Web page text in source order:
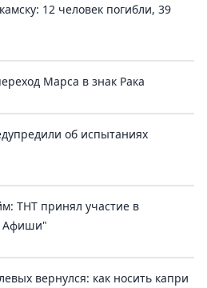
12 человек погибли, 39
Марса в знак Рака
об испытаниях
ТНТ принял участие в
Афиши"
вернулся: как носить капри